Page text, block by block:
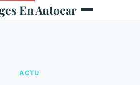
En Autocar
ACTU